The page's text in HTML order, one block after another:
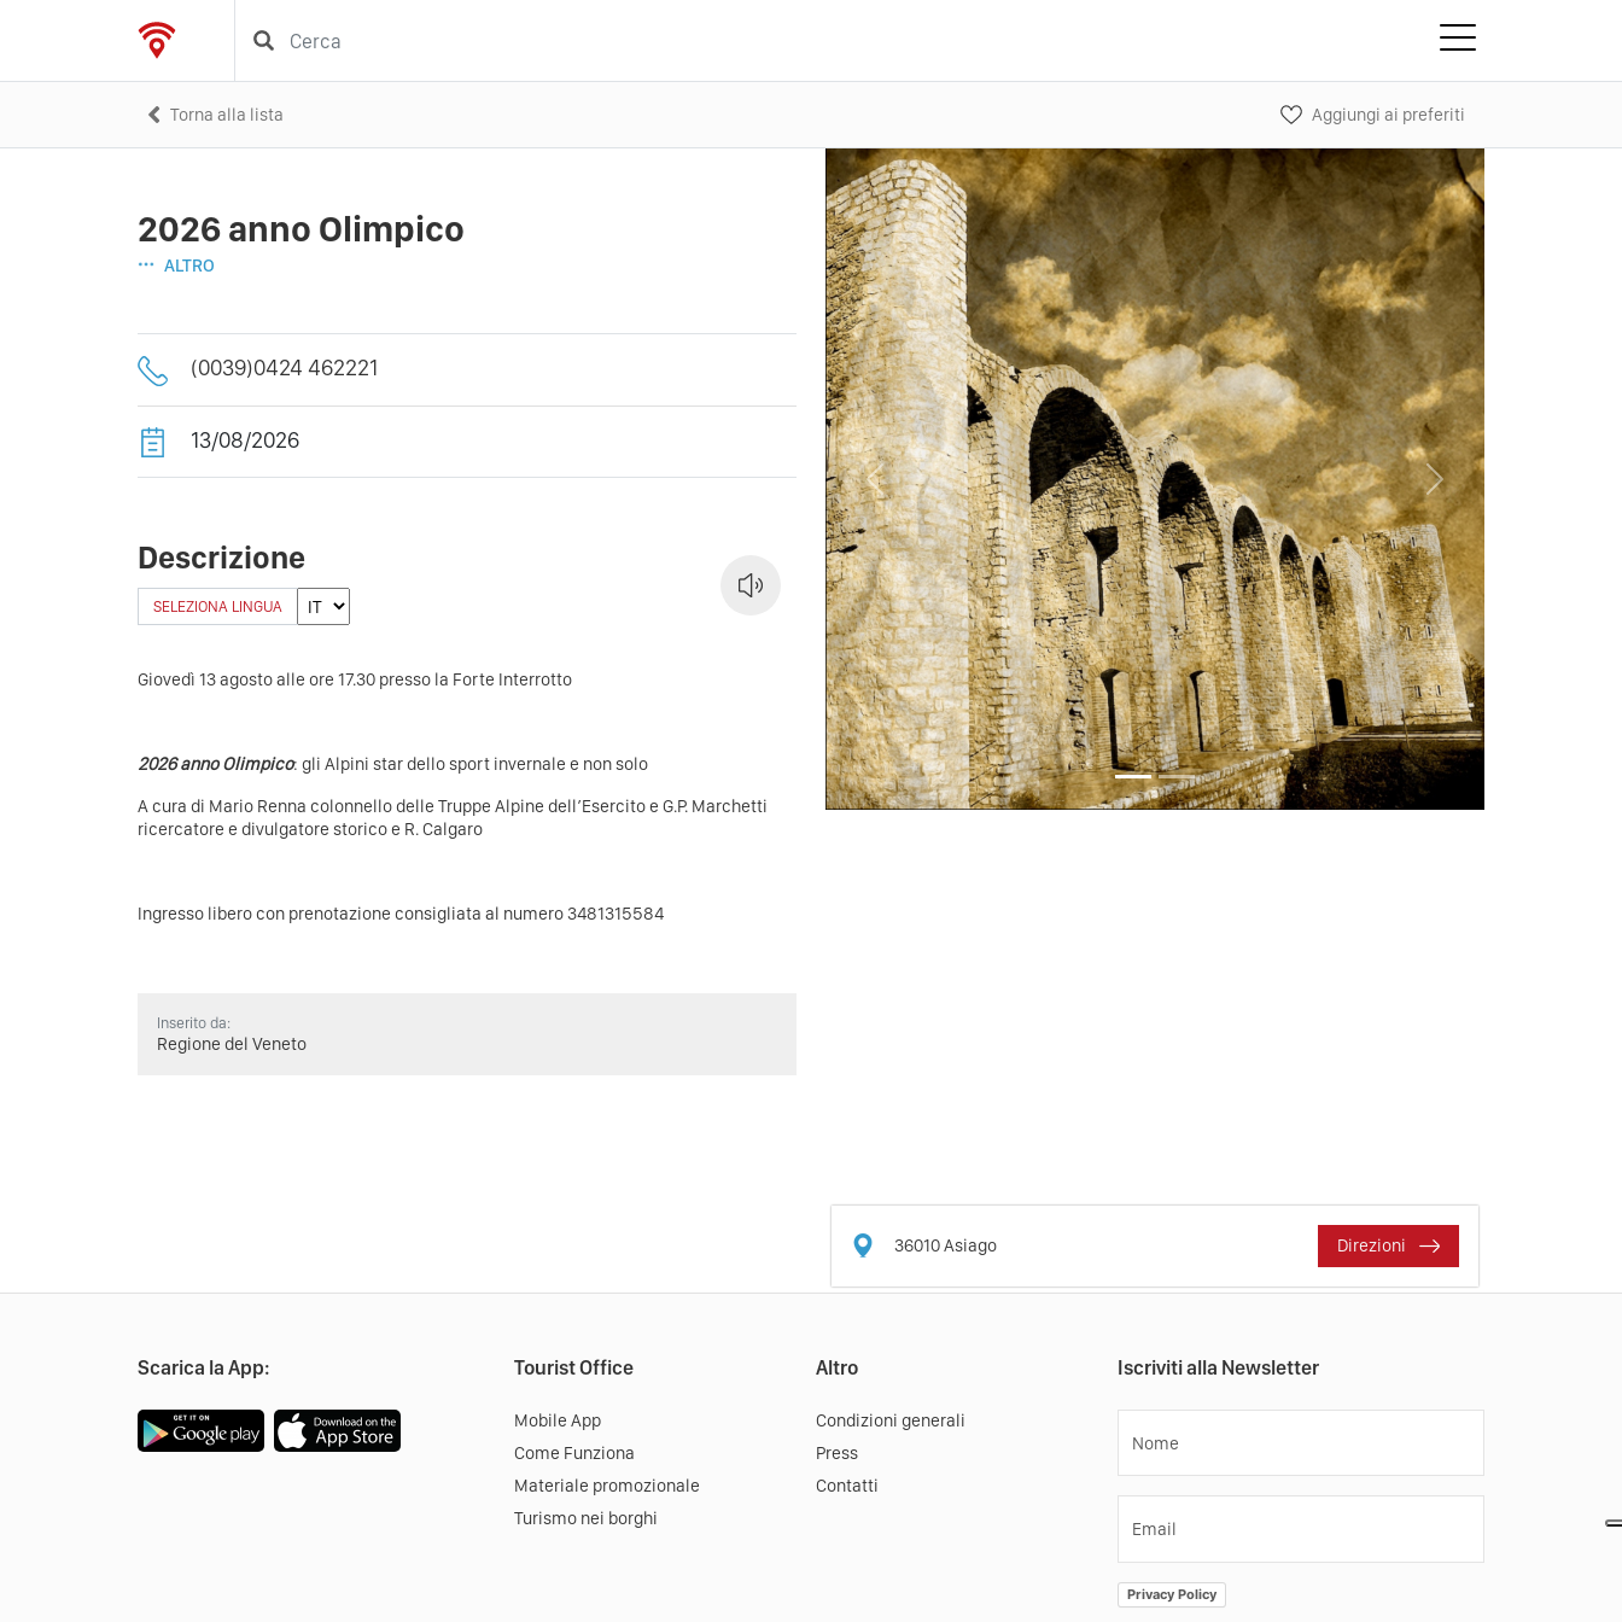
Torna alla lista Aggiungi ai preferiti
2026 anno Olimpico
ALTRO
(0039)0424 462221
13/08/2026
Descrizione
SELEZIONA LINGUA
Giovedì 13 agosto alle ore 17.30 presso la Forte Interrotto
2026 anno Olimpico: gli Alpini star dello sport invernale e non solo
A cura di Mario Renna colonnello delle Truppe Alpine dell’Esercito e G.P. Marchetti
ricercatore e divulgatore storico e R. Calgaro
Ingresso libero con prenotazione consigliata al numero 3481315584
Inserito da:
Regione del Veneto
Previous Next
36010Asiago Direzioni
Scarica la App: Tourist Office
Mobile App
Come Funziona
Materiale promozionale
Turismo nei borghi
Altro
Condizioni generali
Press
Contatti
Iscriviti alla Newsletter
Nome
Email
Privacy Policy